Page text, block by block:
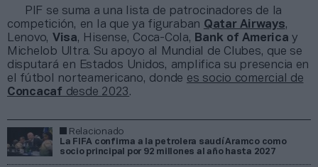
PIF se suma a una lista de patrocinadores de la
competición, en la que ya figuraban Qatar Airways,
Lenovo, Visa, Hisense, Coca-Cola, Bank of America y
Michelob Ultra. Su apoyo al Mundial de Clubes, que se
disputará en Estados Unidos, amplifica su presencia en
el fútbol norteamericano, donde es socio comercial de
Concacaf desde 2023 .
Relacionado
La FIFA confirma a la petrolera saudí Aramco como
socio principal por 92 millones al año hasta 2027